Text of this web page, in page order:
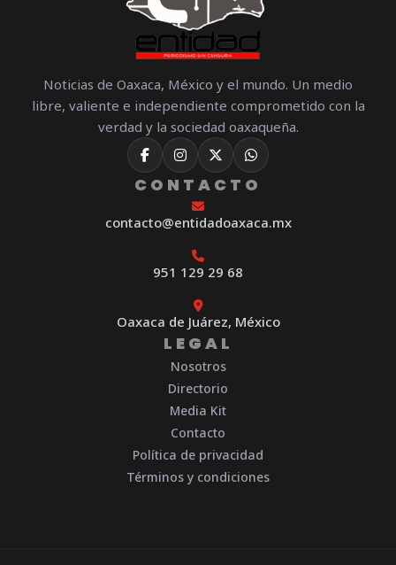
Noticias de Oaxaca, México y el mundo. Un medio
libre, valiente e independiente comprometido con la
verdad y la sociedad oaxaqueña.
CONTACTO
contacto@entidadoaxaca.mx
951 129 29 68
Oaxaca de Juárez, México
LEGAL
Nosotros
Directorio
Media Kit
Contacto
Política de privacidad
Términos y condiciones